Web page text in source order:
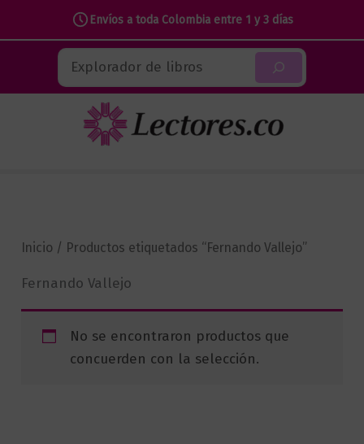
Envíos a toda Colombia entre 1 y 3 días
contenido
Buscar
Inicio / Productos etiquetados “Fernando Vallejo”
Fernando Vallejo
No se encontraron productos que
concuerden con la selección.